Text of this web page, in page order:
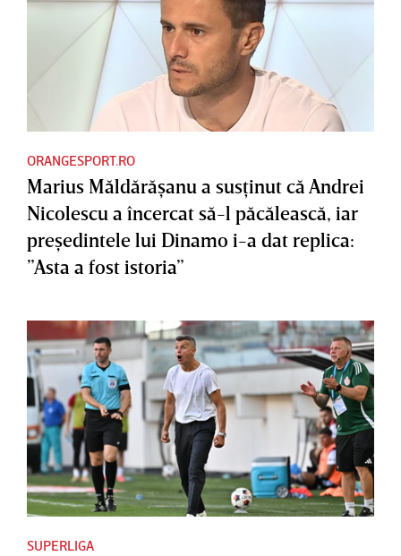
ORANGESPORT.RO
Marius Măldărăşanu a susţinut că Andrei
Nicolescu a încercat să-l păcălească, iar
preşedintele lui Dinamo i-a dat replica:
”Asta a fost istoria”
SUPERLIGA